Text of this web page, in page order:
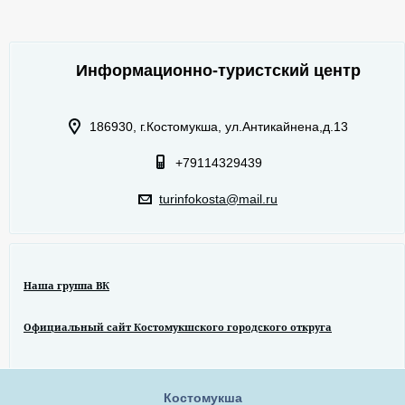
Информационно-туристский центр
186930, г.Костомукша, ул.Антикайнена,д.13
+79114329439
turinfokosta@mail.ru
Наша группа ВК
Официальный сайт Костомукшского городского откруга
Костомукша